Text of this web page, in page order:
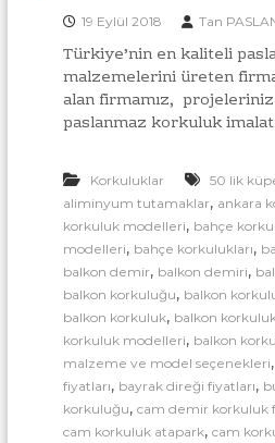
19 Eylül 2018 Tan
Türkiye’nin en kaliteli
malzemelerini üreten
alan firmamız,
paslanmaz korkuluk
Korkuluklar 50 lik
aliminyum tutamaklar, ankara
korkuluk modelleri, bahçe
modelleri, bahçe korkulukları,
balkon demir, balkon demiri,
balkon korkuluğu, balkon
balkon korkuluk, balkon
korkuluk modelleri, balkon
malzeme ve model seçenekleri,
fiyatları, bayrak direği fiyatları,
korkuluğu, cam demir korkuluk
cam korkuluk atapark, cam